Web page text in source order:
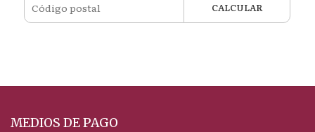
CALCULAR
MEDIOS DE PAGO